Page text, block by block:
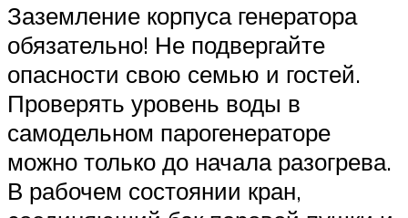
Заземление корпуса генератора
обязательно! Не подвергайте
опасности свою семью и гостей.
Проверять уровень воды в
самодельном парогенераторе
можно только до начала разогрева.
В рабочем состоянии кран,